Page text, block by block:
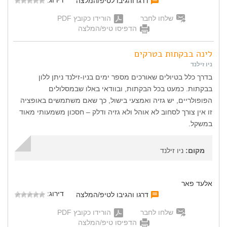
שלחו לחבר
הורידו כקובץ PDF
הדפיסו טיפ/המלצה
לינה בבקתות בטרקים
ניו זילנד
בדרך כלל בטיולים שאורכים מספר ימים בניו-זילנד ניתן ללון
בבקתות. כמעט בכל הבקתות, ובוודאי באלו שבמסלולים
הפופולריים, יש גזיה ואמצעי בישול, כך שאם משתמשים באופציה
זו אין צורך לסחוב לא אוהל ולא גזיה ודלק – חסכון משמעותי מאוד
במשקל.
מקום: ניו זילנד
אלעד פאר
דרגו והגיבו לטיפ/המלצה
דירוג:
שלחו לחבר
הורידו כקובץ PDF
הדפיסו טיפ/המלצה